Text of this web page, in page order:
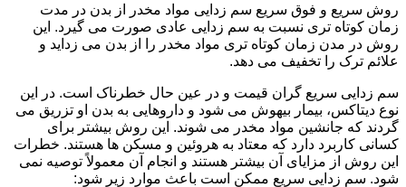
روش سریع و فوق سریع سم زدایی مواد مخدر از بدن در مدت
زمان کوتاه تری نسبت به سم زدایی عادی صورت می گیرد. این
روش در مدن زمان کوتاه تری مواد مخدر را از بدن می زداید و
علائم ترک را تخفیف می دهد.
سم زدایی سریع گران قیمت و در عین حال خطرناک است. در این
نوع دیتاکس، بیمار بیهوش می شود و داروهایی به بدن او تزریق می
گردند که جانشین مواد مخدر می شوند. این روش بیشتر برای
کسانی کاربرد دارد که معتاد به هروئین و مسکن ها هستند. خطرات
این روش از مزایای آن بیشتر هستند و انجام آن معمولاً توصیه نمی
شود. سم زدایی سریع ممکن است باعث موارد زیر شود: